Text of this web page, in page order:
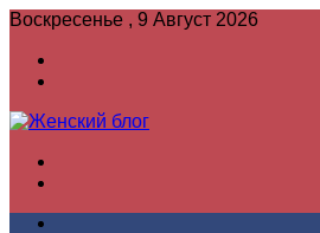
Воскресенье , 9 Август 2026